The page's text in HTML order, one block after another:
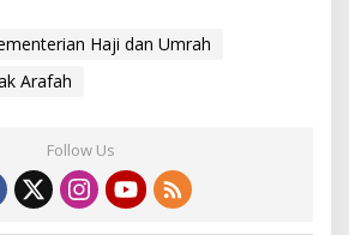
Haji dan Umrah
Arafah
Follow Us